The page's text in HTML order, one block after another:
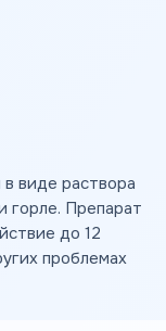
виде раствора
горле. Препарат
до 12
проблемах